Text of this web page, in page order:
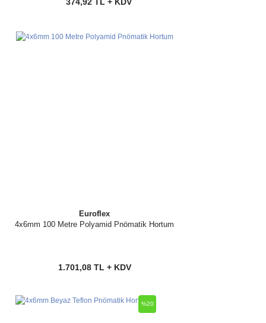
374,92 TL + KDV
Euroflex
4x6mm 100 Metre Polyamid Pnömatik Hortum
1.701,08 TL + KDV
%20